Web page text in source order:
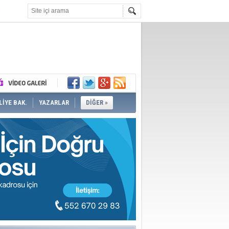
BAK. YAZARLAR DİĞER »